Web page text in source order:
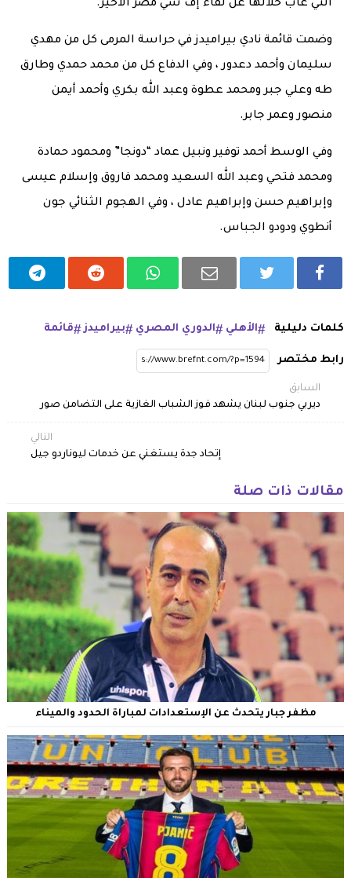
التي غاب خلالها عن لقاء إف سي مصر الأخير.
وضمت قائمة نادي بيراميدز في حراسة المرمى كل من مهدي
سليمان وأحمد دعدور ، وفي الدفاع كل من محمد حمدي وطارق
طه وعلي جبر ومحمد عطوة وعبد الله بكري وأحمد أيمن
منصور وعمر جابر.
وفي الوسط أحمد توفير ونبيل عماد “دونجا” ومحمود حمادة
ومحمد فتحي وعبد الله السعيد ومحمد فاروق وإسلام عيسى
وإبراهيم حسن وإبراهيم عادل ، وفي الهجوم الثنائي جون
أنطوي ودودو الجباس.
كلمات دليلية الأهلي الدوري المصري بيراميدز قائمة
رابط مختصر
السابق
ديربي جنوب لبنان يشهد فوز الشباب الغازية على التضامن صور
التالي
إتحاد جدة يستغني عن خدمات ليوناردو جيل
مقالات ذات صلة
مظفر جبار يتحدث عن الإستعدادات لمباراة الحدود والميناء